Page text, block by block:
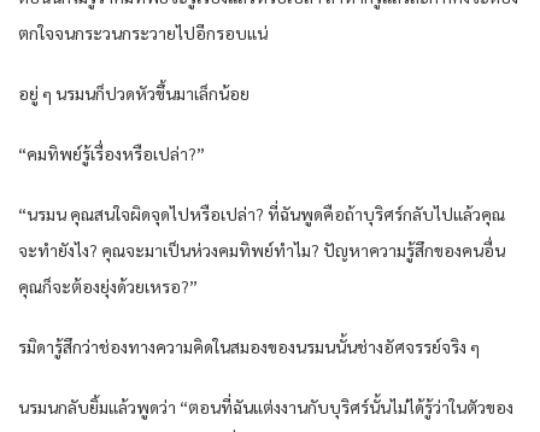
ตกใจจนกระวนกระวายไปอีกรอบแน่
อยู่ ๆ นรมนก็ปวดหัวขึ้นมาเล็กน้อย
“คมทิพย์รู้เรื่องหรือเปล่า?”
“นรมน คุณสนใจผิดจุดไปหรือเปล่า? ที่ฉันพูดคือถ้าบุริศร์กลับไปแล้วคุณ
จะทำยังไง? คุณจะมาเป็นห่วงคมทิพย์ทำไม? ปัญหาความรู้สึกของคนอื่น
คุณก็จะต้องยุ่งด้วยเหรอ?”
รมิดารู้สึกว่าช่องทางความคิดในสมองของนรมนนั้นช่างอัศจรรย์จริง ๆ
นรมนกลับยิ้มแล้วพูดว่า “ตอนที่ฉันแต่งงานกับบุริศร์นั้นไม่ได้รู้ว่าในตัวของ